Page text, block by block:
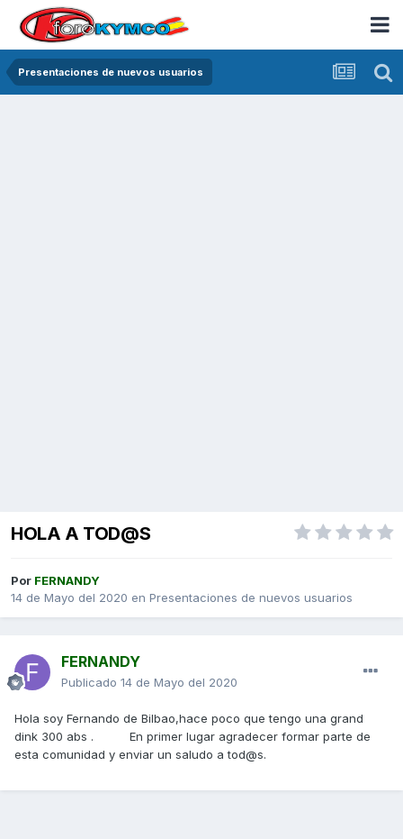
Presentaciones de nuevos usuarios
HOLA A TOD@S
Por FERNANDY
14 de Mayo del 2020 en Presentaciones de nuevos usuarios
FERNANDY
Publicado 14 de Mayo del 2020
Hola soy Fernando de Bilbao,hace poco que tengo una grand
dink 300 abs . En primer lugar agradecer formar parte de
esta comunidad y enviar un saludo a tod@s.